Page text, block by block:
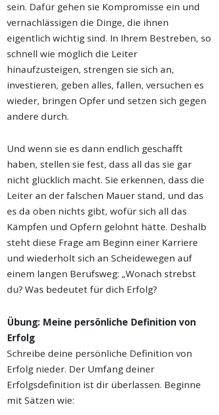
sein. Dafür gehen sie Kompromisse ein und
vernachlässigen die Dinge, die ihnen
eigentlich wichtig sind. In Ihrem Bestreben, so
schnell wie möglich die Leiter
hinaufzusteigen, strengen sie sich an,
investieren, geben alles, fallen, versuchen es
wieder, bringen Opfer und setzen sich gegen
andere durch.
Und wenn sie es dann endlich geschafft
haben, stellen sie fest, dass all das sie gar
nicht glücklich macht. Sie erkennen, dass die
Leiter an der falschen Mauer stand, und das
es da oben nichts gibt, wofür sich all das
Kämpfen und Opfern gelohnt hätte. Deshalb
steht diese Frage am Beginn einer Karriere
und wiederholt sich an Scheidewegen auf
einem langen Berufsweg: „Wonach strebst
du? Was bedeutet für dich Erfolg?
Übung: Meine persönliche Definition von
Erfolg
Schreibe deine persönliche Definition von
Erfolg nieder. Der Umfang deiner
Erfolgsdefinition ist dir überlassen. Beginne
mit Sätzen wie: